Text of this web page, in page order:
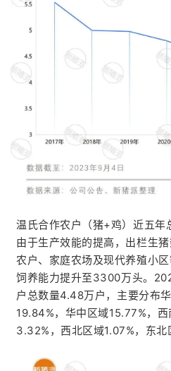
温氏合作农户（猪+鸡）近五年
由于生产效能的提高，出栏生
农户、家庭农场及现代养殖小
饲养能力提升至3300万头。
户总数量4.48万户，主要分布
19.84%，华中区域15.77%，
3.32%，西北区域1.07%，东北